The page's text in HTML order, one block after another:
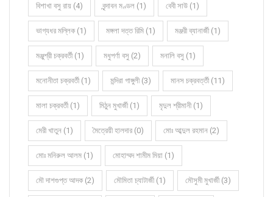
বিশাখা বসু রায় (4) বৃন্দাবন মণ্ডল (1) বেবী সাউ (1)
ভাগ্যধর মল্লিক (1) মঙ্গলা দত্ত রিমি (1) মঞ্জরী ব্যানার্জী (1)
মঞ্জুশ্রী চক্রবর্তী (1) মধুপর্ণা বসু (2) মনালি বসু (1)
মনোনীতা চক্রবর্তী (1) মন্দিরা গাঙ্গুলী (3) মানস চক্রবর্ত্তী (11)
মালা চক্রবর্তী (1) মিঠুন মুখার্জী (1) মৃদুল শ্রীমানী (1)
মেরী খাতুন (1) মৈত্রেয়ী হালদার (0) মোঃ আব্দুল রহমান (2)
মোঃ মনিরুল আলম (1) মোহাম্মদ শামীম মিয়া (1)
মৌ দাশগুপ্ত আদক (2) মৌমিতা চ্যাটার্জী (1) মৌসুমী মুখার্জী (3)